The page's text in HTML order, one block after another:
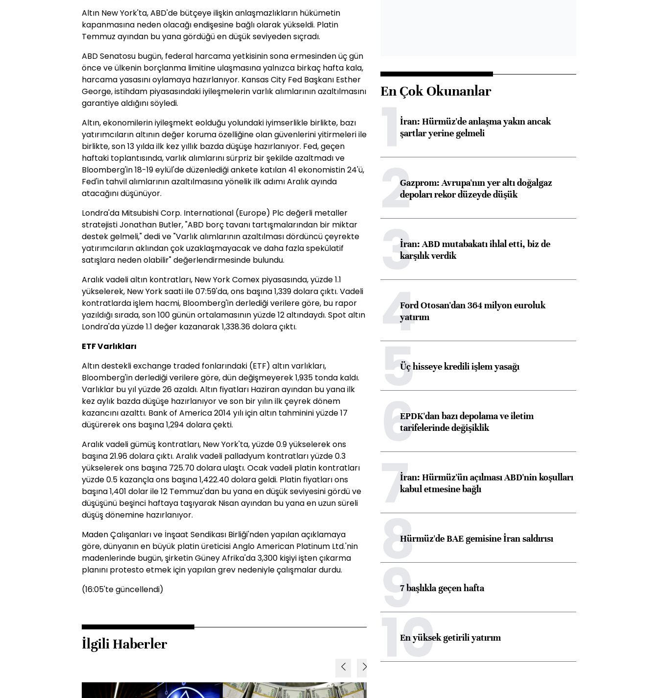
Altın New York'ta, ABD'de bütçeye ilişkin anlaşmazlıkların hükümetin
kapanmasına neden olacağı endişesine bağlı olarak yükseldi. Platin
Temmuz ayından bu yana gördüğü en düşük seviyeden sıçradı.
ABD Senatosu bugün, federal harcama yetkisinin sona ermesinden üç gün
önce ve ülkenin borçlanma limitine ulaşmasına yalnızca birkaç hafta kala,
harcama yasasını oylamaya hazırlanıyor. Kansas City Fed Başkanı Esther
George, istihdam piyasasındaki iyileşmelerin varlık alımlarının azaltılmasını
garantiye aldığını söyledi.
Altın, ekonomilerin iyileşmekt eolduğu yolundaki iyimserlikle birlikte, bazı
yatırımcıların altının değer koruma özelliğine olan güvenlerini yitirmeleri ile
birlikte, son 13 yılda ilk kez yıllık bazda düşüşe hazırlanıyor. Fed, geçen
haftaki toplantısında, varlık alımlarını sürpriz bir şekilde azaltmadı ve
Bloomberg'in 18-19 eylül'de düzenlediği ankete katılan 41 ekonomistin 24'ü,
Fed'in tahvil alımlarının azaltılmasına yönelik ilk adımı Aralık ayında
atacağını düşünüyor.
Londra'da Mitsubishi Corp. International (Europe) Plc değerli metaller
stratejisti Jonathan Butler, "ABD borç tavanı tartışmalarından bir miktar
destek gelmeli," dedi ve "Varlık alımlarının azaltılması dördüncü çeyrekte
yatırımcıların aklından çok uzaklaşmayacak ve daha fazla spekülatif
satışlara neden olabilir" değerlendirmesinde bulundu.
Aralık vadeli altın kontratları, New York Comex piyasasında, yüzde 1.1
yükselerek, New York saati ile 07:59'da, ons başına 1,339 dolara çıktı. Vadeli
kontratlarda işlem hacmi, Bloomberg'in derlediği verilere göre, bu rapor
yazıldığı sırada, son 100 günün ortalamasının yüzde 12 altındaydı. Spot altın
Londra'da yüzde 1.1 değer kazanarak 1,338.36 dolara çıktı.
ETF Varlıkları
Altın destekli exchange traded fonlarındaki (ETF) altın varlıkları,
Bloomberg'in derlediği verilere göre, dün değişmeyerek 1,935 tonda kaldı.
Varlıklar bu yıl yüzde 26 azaldı. Altın fiyatları Haziran ayından bu yana ilk
kez aylık bazda düşüşe hazırlanıyor ve son bir yılın ilk çeyrek dönem
kazancını azalttı. Bank of America 2014 yılı için altın tahminini yüzde 17
düşürerek ons başına 1,294 dolara çekti.
Aralık vadeli gümüş kontratları, New York'ta, yüzde 0.9 yükselerek ons
başına 21.96 dolara çıktı. Aralık vadeli palladyum kontratları yüzde 0.3
yükselerek ons başına 725.70 dolara ulaştı. Ocak vadeli platin kontratları
yüzde 0.5 kazançla ons başına 1,422.40 dolara geldi. Platin fiyatları ons
başına 1,401 dolar ile 12 Temmuz'dan bu yana en düşük seviyesini gördü ve
düşüşünü beşinci haftaya taşıyarak Nisan ayından bu yana en uzun süreli
düşüş dönemine hazırlanıyor.
Maden Çalışanları ve İnşaat Sendikası Birliği'nden yapılan açıklamaya
göre, dünyanın en büyük platin üreticisi Anglo American Platinum Ltd.'nin
madenlerinde bugün, şirketin Güney Afrika'da 3,300 kişiyi işten çıkarma
planını protesto etmek için yapılan grev nedeniyle çalışmalar durdu.
(16:05'te güncellendi)
İlgili Haberler
En Çok Okunanlar
1İran: Hürmüz'de anlaşma yakın ancak
şartlar yerine gelmeli
2Gazprom: Avrupa'nın yer altı doğalgaz
depoları rekor düzeyde düşük
3İran: ABD mutabakatı ihlal etti, biz de
karşılık verdik
4Ford Otosan'dan 364 milyon euroluk
yatırım
5Üç hisseye kredili işlem yasağı
6EPDK'dan bazı depolama ve iletim
tarifelerinde değişiklik
7İran: Hürmüz'ün açılması ABD'nin koşulları
kabul etmesine bağlı
8Hürmüz'de BAE gemisine İran saldırısı
97 başlıkla geçen hafta
10
En yüksek getirili yatırım